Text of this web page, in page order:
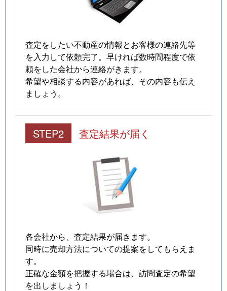
査定をしたい不動産の情報とお客様の連絡先等
を入力して依頼完了。早ければ数時間程度で依
頼をした会社から連絡がきます。
希望や相談する内容があれば、その内容も伝え
ましょう。
STEP2 査定結果が届く
各会社から、査定結果が届きます。
同時に売却方法についての提案をしてもらえま
す。
正確な金額を把握する場合は、訪問査定の希望
を出しましょう！